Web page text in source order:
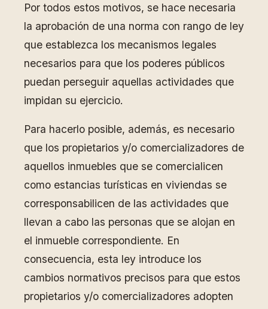
Por todos estos motivos, se hace necesaria
la aprobación de una norma con rango de ley
que establezca los mecanismos legales
necesarios para que los poderes públicos
puedan perseguir aquellas actividades que
impidan su ejercicio.
Para hacerlo posible, además, es necesario
que los propietarios y/o comercializadores de
aquellos inmuebles que se comercialicen
como estancias turísticas en viviendas se
corresponsabilicen de las actividades que
llevan a cabo las personas que se alojan en
el inmueble correspondiente. En
consecuencia, esta ley introduce los
cambios normativos precisos para que estos
propietarios y/o comercializadores adopten